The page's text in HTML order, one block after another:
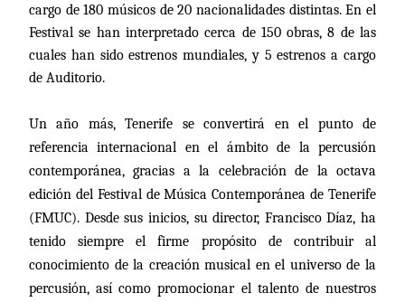
cargo de 180 músicos de 20 nacionalidades distintas. En el
Festival se han interpretado cerca de 150 obras, 8 de las
cuales han sido estrenos mundiales, y 5 estrenos a cargo
de Auditorio.
Un año más, Tenerife se convertirá en el punto de
referencia internacional en el ámbito de la percusión
contemporánea, gracias a la celebración de la octava
edición del Festival de Música Contemporánea de Tenerife
(FMUC). Desde sus inicios, su director, Francisco Díaz, ha
tenido siempre el firme propósito de contribuir al
conocimiento de la creación musical en el universo de la
percusión, así como promocionar el talento de nuestros